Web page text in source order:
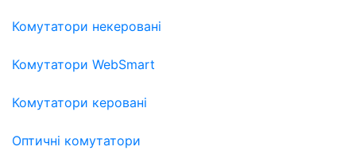
Комутатори некеровані
Комутатори WebSmart
Комутатори керовані
Оптичні комутатори